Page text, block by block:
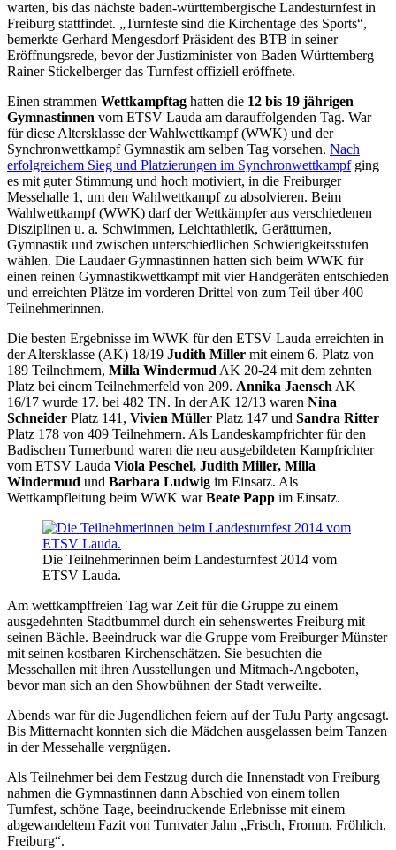
warten, bis das nächste baden-württembergische Landesturnfest in
Freiburg stattfindet. „Turnfeste sind die Kirchentage des Sports“,
bemerkte Gerhard Mengesdorf Präsident des BTB in seiner
Eröffnungsrede, bevor der Justizminister von Baden Württemberg
Rainer Stickelberger das Turnfest offiziell eröffnete.
Einen strammen Wettkampftag hatten die 12 bis 19 jährigen
Gymnastinnen vom ETSV Lauda am darauffolgenden Tag. War
für diese Altersklasse der Wahlwettkampf (WWK) und der
Synchronwettkampf Gymnastik am selben Tag vorsehen. Nach
erfolgreichem Sieg und Platzierungen im Synchronwettkampfging
es mit guter Stimmung und hoch motiviert, in die Freiburger
Messehalle 1, um den Wahlwettkampf zu absolvieren. Beim
Wahlwettkampf (WWK) darf der Wettkämpfer aus verschiedenen
Disziplinen u. a. Schwimmen, Leichtathletik, Gerätturnen,
Gymnastik und zwischen unterschiedlichen Schwierigkeitsstufen
wählen. Die Laudaer Gymnastinnen hatten sich beim WWK für
einen reinen Gymnastikwettkampf mit vier Handgeräten entschieden
und erreichten Plätze im vorderen Drittel von zum Teil über 400
Teilnehmerinnen.
Die besten Ergebnisse im WWK für den ETSV Lauda erreichten in
der Altersklasse (AK) 18/19 Judith Miller mit einem 6. Platz von
189 Teilnehmern, Milla Windermud AK 20-24 mit dem zehnten
Platz bei einem Teilnehmerfeld von 209. Annika Jaensch AK
16/17 wurde 17. bei 482 TN. In der AK 12/13 waren Nina
Schneider Platz 141, Vivien Müller Platz 147 und Sandra Ritter
Platz 178 von 409 Teilnehmern. Als Landeskampfrichter für den
Badischen Turnerbund waren die neu ausgebildeten Kampfrichter
vom ETSV Lauda Viola Peschel, Judith Miller, Milla
Windermud und Barbara Ludwig im Einsatz. Als
Wettkampfleitung beim WWK warBeate Papp im Einsatz.
Die Teilnehmerinnen beim Landesturnfest 2014 vom
ETSV Lauda.
Am wettkampffreien Tag war Zeit für die Gruppe zu einem
ausgedehnten Stadtbummel durch ein sehenswertes Freiburg mit
seinen Bächle. Beeindruck war die Gruppe vom Freiburger Münster
mit seinen kostbaren Kirchenschätzen. Sie besuchten die
Messehallen mit ihren Ausstellungen und Mitmach-Angeboten,
bevor man sich an den Showbühnen der Stadt verweilte.
Abends war für die Jugendlichen feiern auf der TuJu Party angesagt.
Bis Mitternacht konnten sich die Mädchen ausgelassen beim Tanzen
in der Messehalle vergnügen.
Als Teilnehmer bei dem Festzug durch die Innenstadt von Freiburg
nahmen die Gymnastinnen dann Abschied von einem tollen
Turnfest, schöne Tage, beeindruckende Erlebnisse mit einem
abgewandeltem Fazit von Turnvater Jahn „Frisch, Fromm, Fröhlich,
Freiburg“.